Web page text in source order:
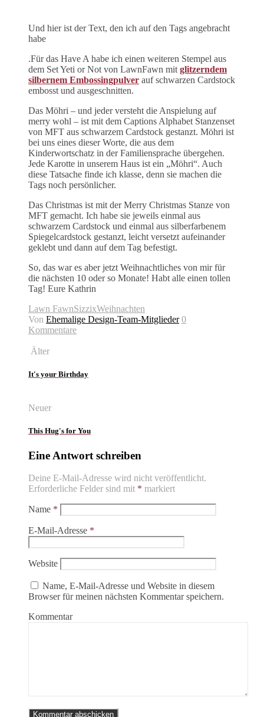
Und hier ist der Text, den ich auf den Tags angebracht
habe
.Für das Have A habe ich einen weiteren Stempel aus
dem Set Yeti or Not von LawnFawn mit glitzerndem
silbernem Embossingpulver auf schwarzen Cardstock
embosst und ausgeschnitten.
Das Möhri – und jeder versteht die Anspielung auf
merry wohl – ist mit dem Captions Alphabet Stanzenset
von MFT aus schwarzem Cardstock gestanzt. Möhri ist
bei uns eines dieser Worte, die aus dem
Kinderwortschatz in der Familiensprache übergehen.
Jede Karotte in unserem Haus ist ein „Möhri“. Auch
diese Tatsache finde ich klasse, denn sie machen die
Tags noch persönlicher.
Das Christmas ist mit der Merry Christmas Stanze von
MFT gemacht. Ich habe sie jeweils einmal aus
schwarzem Cardstock und einmal aus silberfarbenem
Spiegelcardstock gestanzt, leicht versetzt aufeinander
geklebt und dann auf dem Tag befestigt.
So, das war es aber jetzt Weihnachtliches von mir für
die nächsten 10 oder so Monate! Habt alle einen tollen
Tag! Eure Kathrin
Lawn FawnSizzixWeihnachten
Von Ehemalige Design-Team-Mitglieder 0
Kommentare
Älter
It's your Birthday
Neuer
This Hug's for You
Eine Antwort schreiben
Deine E-Mail-Adresse wird nicht veröffentlicht.
Erforderliche Felder sind mit * markiert
Name *
E-Mail-Adresse *
Website
Name, E-Mail-Adresse und Website in diesem
Browser für meinen nächsten Kommentar speichern.
Kommentar